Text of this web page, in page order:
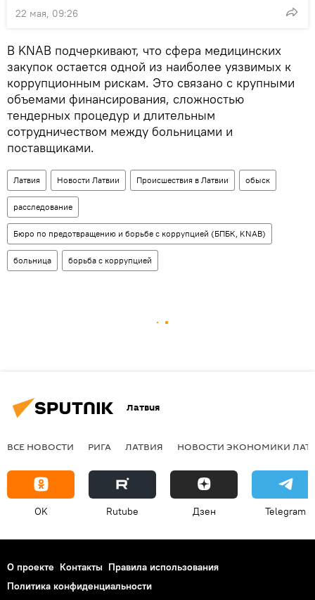
22 мая, 09:26
В KNAB подчеркивают, что сфера медицинских
закупок остается одной из наиболее уязвимых к
коррупционным рискам. Это связано с крупными
объемами финансирования, сложностью
тендерных процедур и длительным
сотрудничеством между больницами и
поставщиками.
Латвия Новости Латвии Происшествия в Латвии обыск
расследование
Бюро по предотвращению и борьбе с коррупцией (БПБК, KNAB)
больница борьба с коррупцией
Латвия
ВСЕ НОВОСТИ РИГА ЛАТВИЯ НОВОСТИ ЭКОНОМИКИ
OK Rutube Дзен Telegram
О проекте Контакты Правила использования
Политика конфиденциальности